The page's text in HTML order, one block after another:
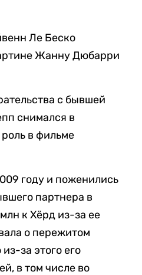
Ле Беско
Жанну Дюбарри
с бывшей
снимался в
в фильме
году и поженились
партнера в
к Хёрд из-за ее
о пережитом
за этого его
в том числе во